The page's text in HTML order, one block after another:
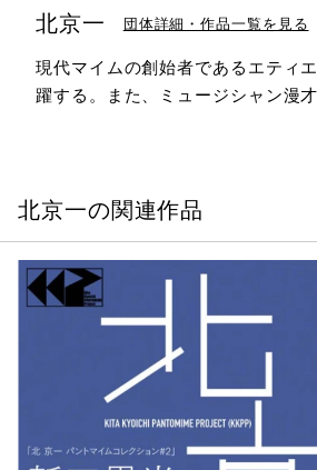
北京一 団体詳細・作品一覧を見る
現代マイムの創始者であるエティ
躍する。また、ミュージシャン漫
北京一の関連作品